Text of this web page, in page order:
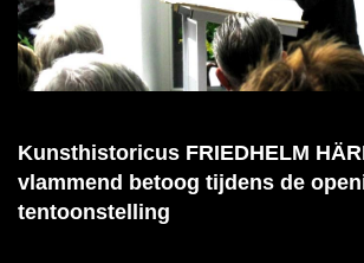
Kunsthistoricus FRIEDHELM
vlammend betoog tijdens de
tentoonstelling